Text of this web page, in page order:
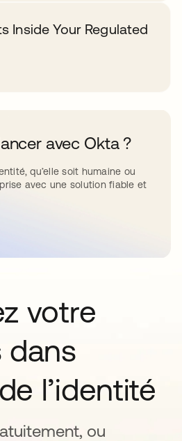
Inside Your Regulated
avec Okta ?
qu’elle soit humaine ou
avec une solution fiable et
un nouvel onglet
votre
dans
l’identité
ou